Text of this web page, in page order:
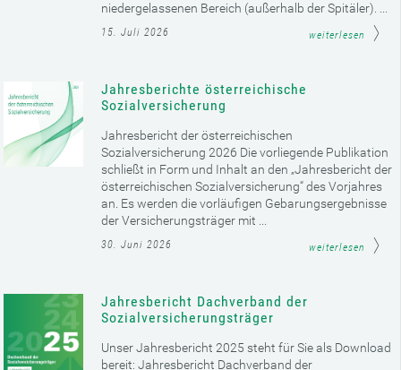
niedergelassenen Bereich (außerhalb der Spitäler). ...
15. Juli 2026 weiterlesen
Jahresberichte österreichische
Sozialversicherung
Jahresbericht der österreichischen
Sozialversicherung 2026 Die vorliegende Publikation
schließt in Form und Inhalt an den „Jahresbericht der
österreichischen Sozialversicherung“ des Vorjahres
an. Es werden die vorläufigen Gebarungsergebnisse
der Versicherungsträger mit ...
30. Juni 2026 weiterlesen
Jahresbericht Dachverband der
Sozialversicherungsträger
Unser Jahresbericht 2025 steht für Sie als Download
bereit: Jahresbericht Dachverband der